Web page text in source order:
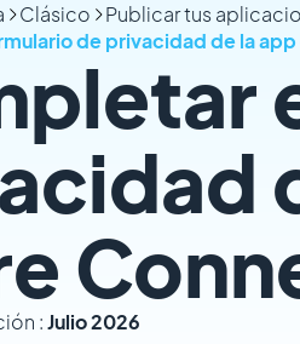
Clásico Publicar tus
de privacidad de la
:Julio 2026